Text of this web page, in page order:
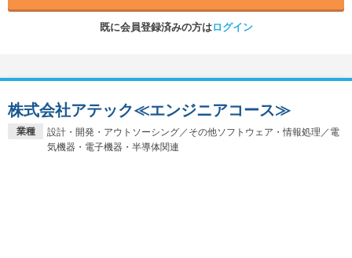
既に会員登録済みの方はログイン
業種
設計・開発・アウトソーシング／その他ソフトウェア・情報処理／電
気機器・電子機器・半導体関連
株式会社アテック≪エンジニアコース≫